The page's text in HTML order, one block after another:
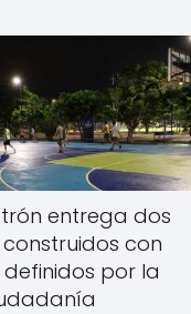
entrega dos
con
por la